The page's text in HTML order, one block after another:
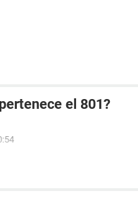
el 801?